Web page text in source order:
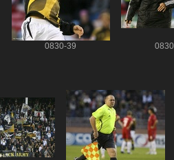
0830-39